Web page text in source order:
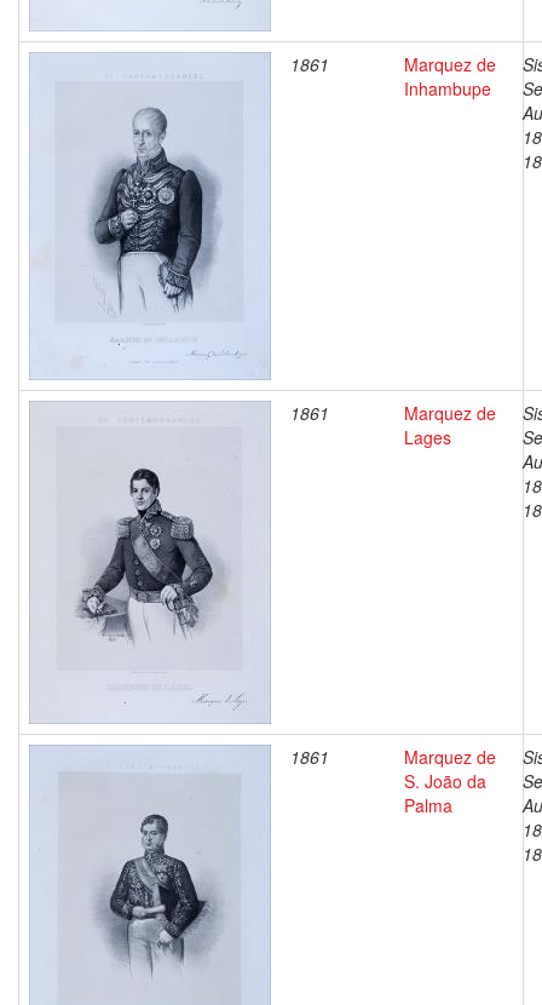
1861
Marquez de
Inhambupe
1861
Marquez de
Lages
1861
Marquez de
S. João da
Palma